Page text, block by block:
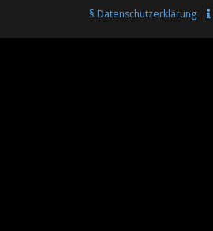
§ Datenschutzerklärung